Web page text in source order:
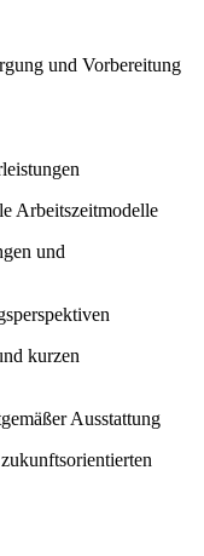
und Vorbereitung
Arbeitszeitmodelle
und
kurzen
Ausstattung